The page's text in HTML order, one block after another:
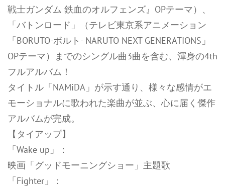
戦士ガンダム 鉄血のオルフェンズ』OPテーマ）、
「バトンロード」（テレビ東京系アニメーション
「BORUTO-ボルト- NARUTO NEXT GENERATIONS」
OPテーマ）までのシングル曲3曲を含む、渾身の4th
フルアルバム！
タイトル「NAMiDA」が示す通り、様々な感情がエ
モーショナルに歌われた楽曲が並ぶ、心に届く傑作
アルバムが完成。
【タイアップ】
「Wake up」：
映画「グッドモーニングショー」主題歌
「Fighter」：